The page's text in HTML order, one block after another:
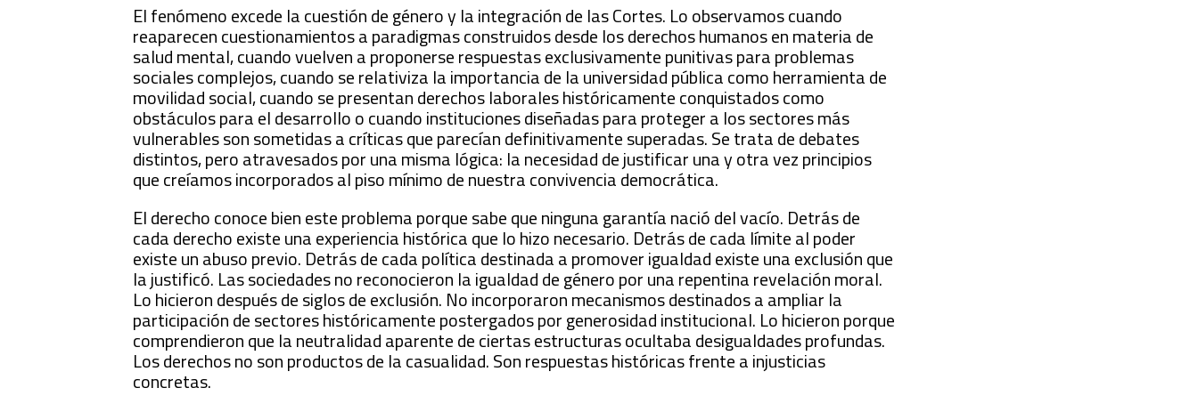
El fenómeno excede la cuestión de género y la integración de las Cortes. Lo observamos cuando
reaparecen cuestionamientos a paradigmas construidos desde los derechos humanos en materia de
salud mental, cuando vuelven a proponerse respuestas exclusivamente punitivas para problemas
sociales complejos, cuando se relativiza la importancia de la universidad pública como herramienta de
movilidad social, cuando se presentan derechos laborales históricamente conquistados como
obstáculos para el desarrollo o cuando instituciones diseñadas para proteger a los sectores más
vulnerables son sometidas a críticas que parecían definitivamente superadas. Se trata de debates
distintos, pero atravesados por una misma lógica: la necesidad de justificar una y otra vez principios
que creíamos incorporados al piso mínimo de nuestra convivencia democrática.
El derecho conoce bien este problema porque sabe que ninguna garantía nació del vacío. Detrás de
cada derecho existe una experiencia histórica que lo hizo necesario. Detrás de cada límite al poder
existe un abuso previo. Detrás de cada política destinada a promover igualdad existe una exclusión que
la justificó. Las sociedades no reconocieron la igualdad de género por una repentina revelación moral.
Lo hicieron después de siglos de exclusión. No incorporaron mecanismos destinados a ampliar la
participación de sectores históricamente postergados por generosidad institucional. Lo hicieron porque
comprendieron que la neutralidad aparente de ciertas estructuras ocultaba desigualdades profundas.
Los derechos no son productos de la casualidad. Son respuestas históricas frente a injusticias
concretas.